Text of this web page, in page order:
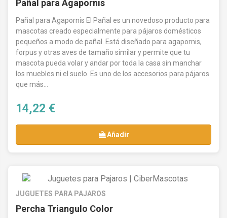
Pañal para Agapornis
Pañal para Agapornis El Pañal es un novedoso producto para
mascotas creado especialmente para pájaros domésticos
pequeños a modo de pañal. Está diseñado para agapornis,
forpus y otras aves de tamaño similar y permite que tu
mascota pueda volar y andar por toda la casa sin manchar
los muebles ni el suelo. Es uno de los accesorios para pájaros
que más...
14,22 €
Añadir
JUGUETES PARA PAJAROS
Percha Triangulo Color